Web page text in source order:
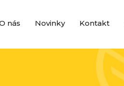
nás Novinky Kontakt